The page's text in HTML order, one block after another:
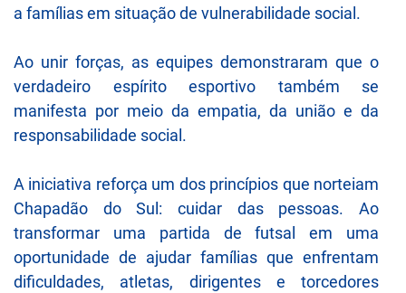
a famílias em situação de vulnerabilidade social.
Ao unir forças, as equipes demonstraram que o
verdadeiro espírito esportivo também se
manifesta por meio da empatia, da união e da
responsabilidade social.
A iniciativa reforça um dos princípios que norteiam
Chapadão do Sul: cuidar das pessoas. Ao
transformar uma partida de futsal em uma
oportunidade de ajudar famílias que enfrentam
dificuldades, atletas, dirigentes e torcedores